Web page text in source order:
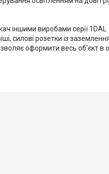
іншими виробами серії 1DAL
силові розетки із
оформити весь об'єкт в